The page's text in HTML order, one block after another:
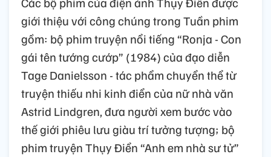
giới thiệu với công chúng trong Tuần phim
gồm: bộ phim truyện nổi tiếng “Ronja - Con
gái tên tướng cướp” (1984) của đạo diễn
Tage Danielsson - tác phẩm chuyển thể từ
truyện thiếu nhi kinh điển của nữ nhà văn
Astrid Lindgren, đưa người xem bước vào
thế giới phiêu lưu giàu trí tưởng tượng; bộ
phim truyện Thụy Điển “Anh em nhà sư tử”